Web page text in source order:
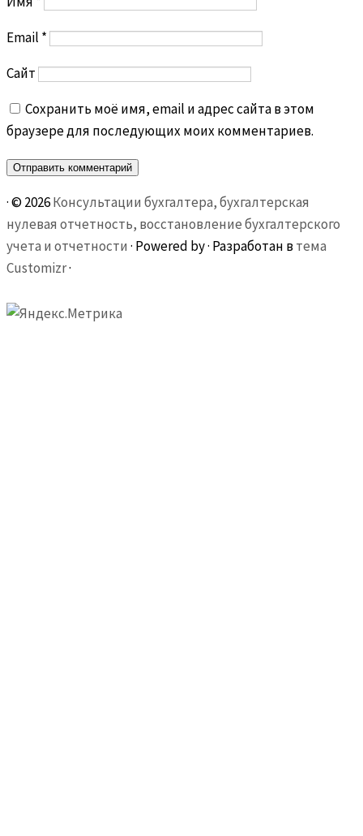
Email *
Сайт
Сохранить моё имя, email и адрес сайта в этом
браузере для последующих моих комментариев.
·© 2026Консультации бухгалтера, бухгалтерская
нулевая отчетность, восстановление бухгалтерского
учета и отчетности · Powered by· Разработан в тема
Customizr·